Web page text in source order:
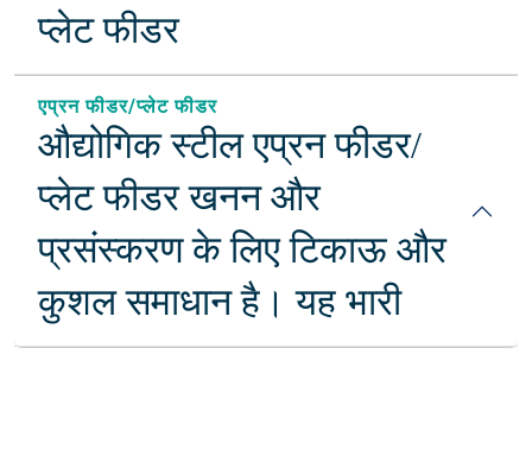
प्लेट फीडर
एप्रन फीडर/प्लेट फीडर
औद्योगिक स्टील एप्रन फीडर/
प्लेट फीडर खनन और
प्रसंस्करण के लिए टिकाऊ और
कुशल समाधान है। यह भारी